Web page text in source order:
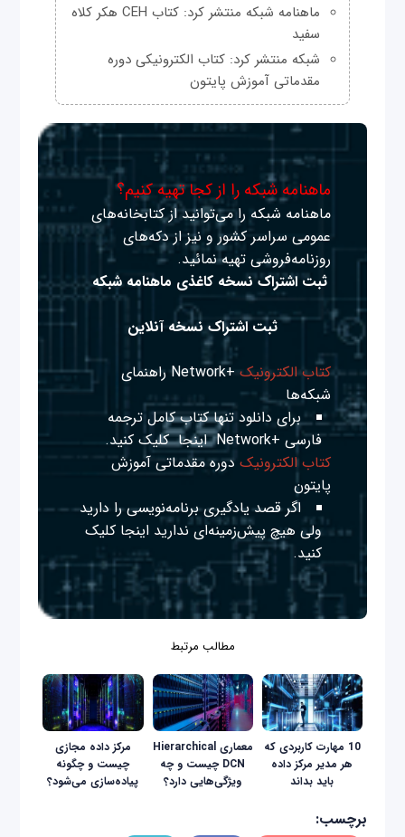
ماهنامه شبکه منتشر کرد: کتاب CEH هکر کلاه
سفید
شبکه منتشر کرد: کتاب الکترونیکی دوره
مقدماتی آموزش پایتون
ماهنامه شبکه را از کجا تهیه کنیم؟
ماهنامه شبکه را می‌توانید از کتابخانه‌های
عمومی سراسر کشور و نیز از دکه‌های
روزنامه‌فروشی تهیه نمائید.
ثبت اشتراک نسخه کاغذی ماهنامه شبکه
ثبت اشتراک نسخه آنلاین
کتاب الکترونیک
+Network راهنمای
شبکه‌ها
برای دانلود تنها کتاب کامل ترجمه
فارسی +Network
اینجا کلیک کنید.
کتاب الکترونیک دوره مقدماتی آموزش
پایتون
اگر قصد یادگیری برنامه‌نویسی را دارید
ولی هیچ پیش‌زمینه‌ای نداریداینجا کلیک
کنید.
مطالب مرتبط
10 مهارت کاربردی که
هر مدیر مرکز داده
باید بداند
معماری Hierarchical
DCN چیست و چه
ویژگی‌هایی دارد؟
مرکز داده مجازی
چیست و چگونه
پیاده‌سازی می‌شود؟
برچسب: